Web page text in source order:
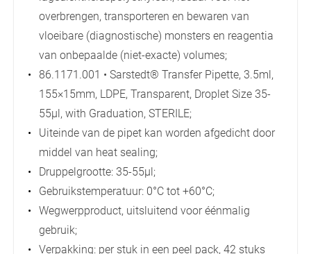
overbrengen, transporteren en bewaren van
vloeibare (diagnostische) monsters en reagentia
van onbepaalde (niet-exacte) volumes;
86.1171.001 • Sarstedt® Transfer Pipette, 3.5ml,
155×15mm, LDPE, Transparent, Droplet Size 35-
55µl, with Graduation, STERILE;
Uiteinde van de pipet kan worden afgedicht door
middel van heat sealing;
Druppelgrootte: 35-55µl;
Gebruikstemperatuur: 0°C tot +60°C;
Wegwerpproduct, uitsluitend voor éénmalig
gebruik;
Verpakking: per stuk in een peel pack, 42 stuks